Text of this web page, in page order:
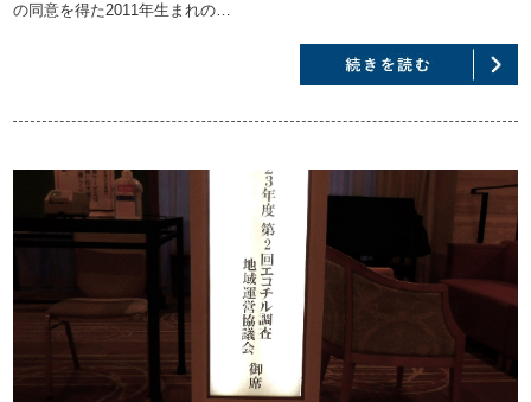
の同意を得た2011年生まれの…